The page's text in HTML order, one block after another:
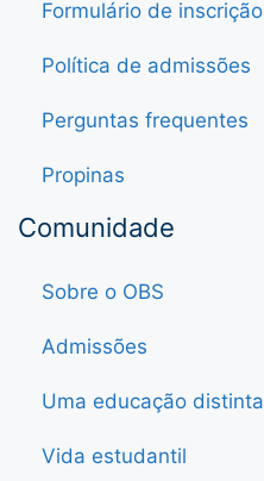
Formulário de inscrição
Política de admissões
Perguntas frequentes
Propinas
Comunidade
Sobre o OBS
Admissões
Uma educação distinta
Vida estudantil